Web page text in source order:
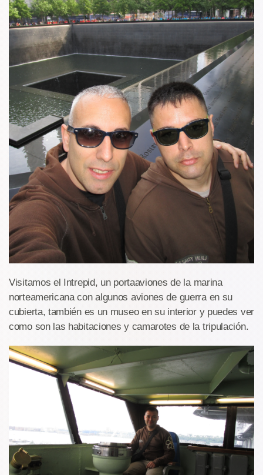
Visitamos el Intrepid, un portaaviones de la marina
norteamericana con algunos aviones de guerra en su
cubierta, también es un museo en su interior y puedes ver
como son las habitaciones y camarotes de la tripulación.